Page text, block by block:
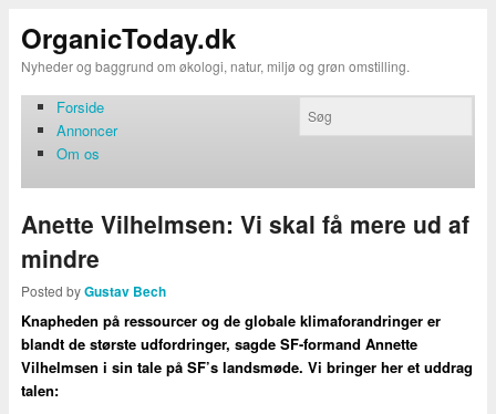
OrganicToday.dk
Nyheder og baggrund om økologi, natur, miljø og grøn omstilling.
Forside
Annoncer
Om os
Anette Vilhelmsen: Vi skal få mere ud af
mindre
Posted byGustav Bech
Knapheden på ressourcer og de globale klimaforandringer er
blandt de største udfordringer, sagde SF-formand Annette
Vilhelmsen i sin tale på SF’s landsmøde. Vi bringer her et uddrag
talen: